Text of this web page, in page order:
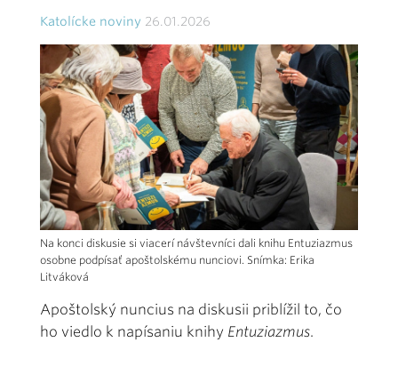
Katolícke noviny 26.01.2026
Na konci diskusie si viacerí návštevníci dali knihu Entuziazmus
osobne podpísať apoštolskému nunciovi. Snímka: Erika
Litváková
Apoštolský nuncius na diskusii priblížil to, čo
ho viedlo k napísaniu knihy Entuziazmus.